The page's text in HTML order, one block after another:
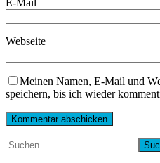
E-Mail
Webseite
Meinen Namen, E-Mail und
speichern, bis ich wieder
Suchen
nach: